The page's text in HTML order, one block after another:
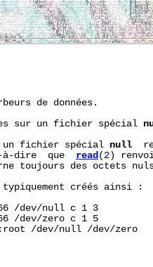
de données.
sur un fichier spécial
fichier spécial
null
à-dire  que
read (2)
toujours des octets
créés ainsi :
/dev/null c 1 3
/dev/zero c 1 5
/dev/null /dev/zero